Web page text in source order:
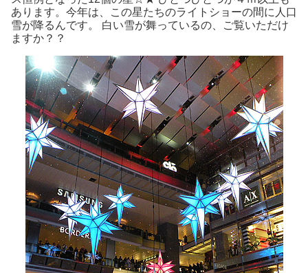
あります。今年は、この星たちのライトショーの間に人口
雪が降るんです。 白い雪が舞っているの、ご覧いただけ
ますか？？